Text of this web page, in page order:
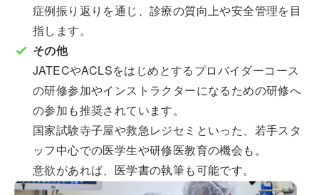
症例振り返りを通じ、診療の質向上や安全管理を目
指します。
その他
JATECやACLSをはじめとするプロバイダーコース
の研修参加やインストラクターになるための研修へ
の参加も推奨されています。
国家試験寺子屋や救急レジセミといった、若手スタ
ッフ中心での医学生や研修医教育の機会も。
意欲があれば、医学書の執筆も可能です。